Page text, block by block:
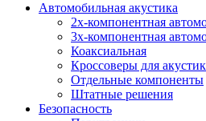
Автомобильная акустика
2х-компонентная
3х-компонентная
Коаксиальная
Кроссоверы для
Отдельные компоненты
Штатные решения
Безопасность